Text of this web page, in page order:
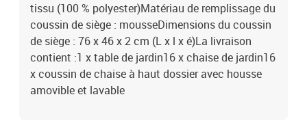
tissu (100 % polyester)Matériau de remplissage du
coussin de siège : mousseDimensions du coussin
de siège : 76 x 46 x 2 cm (L x l x é)La livraison
contient :1 x table de jardin16 x chaise de jardin16
x coussin de chaise à haut dossier avec housse
amovible et lavable